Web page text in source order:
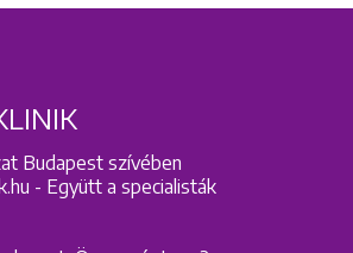
Budapest szívében
- Együtt a specialisták